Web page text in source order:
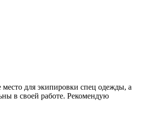
для экипировки спец одежды, а
в своей работе. Рекомендую